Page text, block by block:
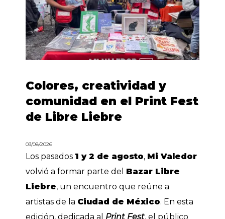
Colores, creatividad y
comunidad en el Print Fest
de Libre Liebre
03/08/2026
Los pasados 1 y 2 de agosto, Mi Valedor
volvió a formar parte del Bazar Libre
Liebre, un encuentro que reúne a
artistas de la Ciudad de México. En esta
edición, dedicada al Print Fest, el público